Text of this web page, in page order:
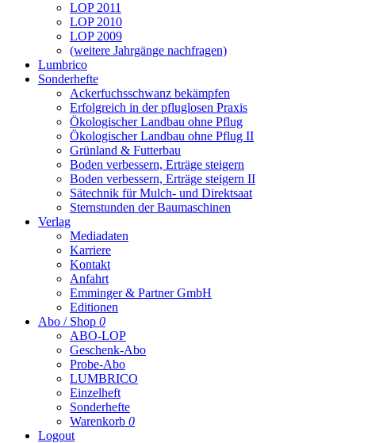
LOP 2011
LOP 2010
LOP 2009
(weitere Jahrgänge nachfragen)
Lumbrico
Sonderhefte
Ackerfuchsschwanz bekämpfen
Erfolgreich in der pfluglosen Praxis
Ökologischer Landbau ohne Pflug
Ökologischer Landbau ohne Pflug II
Grünland & Futterbau
Boden verbessern, Erträge steigern
Boden verbessern, Erträge steigern II
Sätechnik für Mulch- und Direktsaat
Sternstunden der Baumaschinen
Verlag
Mediadaten
Karriere
Kontakt
Anfahrt
Emminger & Partner GmbH
Editionen
Abo / Shop 0
ABO-LOP
Geschenk-Abo
Probe-Abo
LUMBRICO
Einzelheft
Sonderhefte
Warenkorb 0
Logout